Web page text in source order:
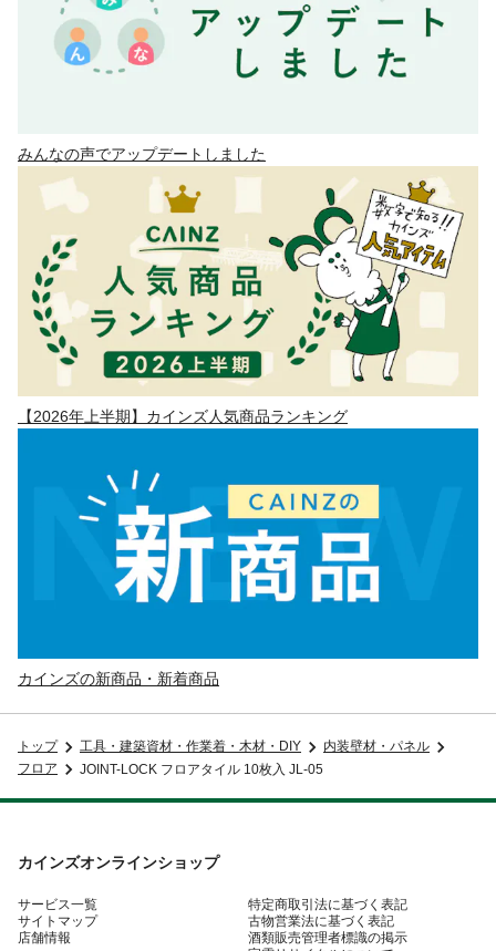
みんなの声でアップデートしました
【2026年上半期】カインズ人気商品ランキング
カインズの新商品・新着商品
トップ 工具・建築資材・作業着・木材・DIY
内装壁材・パネル
フロア
JOINT-LOCK フロアタイル 10枚入 JL-05
カインズオンラインショップ
サービス一覧
サイトマップ
店舗情報
特定商取引法に基づく表記
古物営業法に基づく表記
酒類販売管理者標識の掲示